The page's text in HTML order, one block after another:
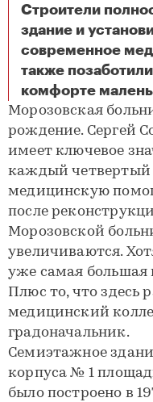
Строители
здание и
современное
также
комфорте
Африканские
Морозовская
рождение. Сергей
имеет ключевое
каждый четвертый
медицинскую
после
Морозовской
увеличиваются.
уже самая большая
Плюс то, что здесь
медицинский
градоначальник.
Семиэтажное
корпуса № 1
было построено в